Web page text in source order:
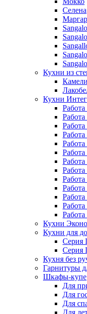
Селена
Кухни из
Кухни
Работа
Работа
Работа
Работа
Работа
Работа
Работа
Работа
Работа
Работа
Работа
Работа
Работа
Кухни
Кухни для
Серия
Кухня без
Гарнитуры
Шкафы-купе
Для
Для
Для
Для